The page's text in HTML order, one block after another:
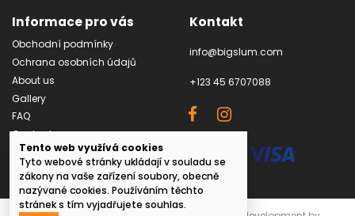
Informace pro vás
Obchodní podmínky
Ochrana osobních údajů
About us
Gallery
FAQ
Contact us
Kontakt
info@bigslum.com
+123 45 6707088
Tento web využívá cookies
Tyto webové stránky ukládají v souladu se
zákony na vaše zařízení soubory, obecně
nazývané cookies. Používáním těchto
stránek s tím vyjadřujete souhlas.